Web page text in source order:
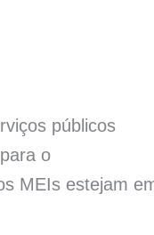
públicos
o
MEIs estejam